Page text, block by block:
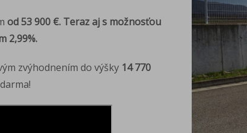
od53 900 €. Teraz aj s možnosťou
2,99%.
zvýhodnením do výšky 14 770